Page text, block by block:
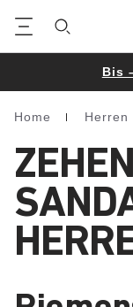
Bis
Homepage
Home Herren